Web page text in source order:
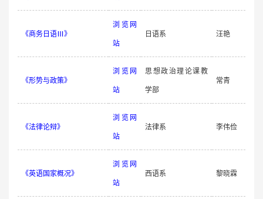
《商务日语Ⅲ》
浏览网
站
日语系 汪艳
《形势与政策》
浏览网
站
思想政治理论课教
学部
常青
《法律论辩》
浏览网
站
法律系 李伟俭
《英语国家概况》
浏览网
站
西语系 黎晓霖